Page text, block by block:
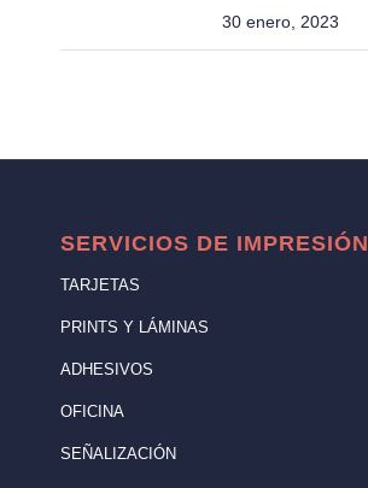
30 enero, 2023
SERVICIOS DE IMPRESIÓN
TARJETAS
PRINTS Y LÁMINAS
ADHESIVOS
OFICINA
SEÑALIZACIÓN